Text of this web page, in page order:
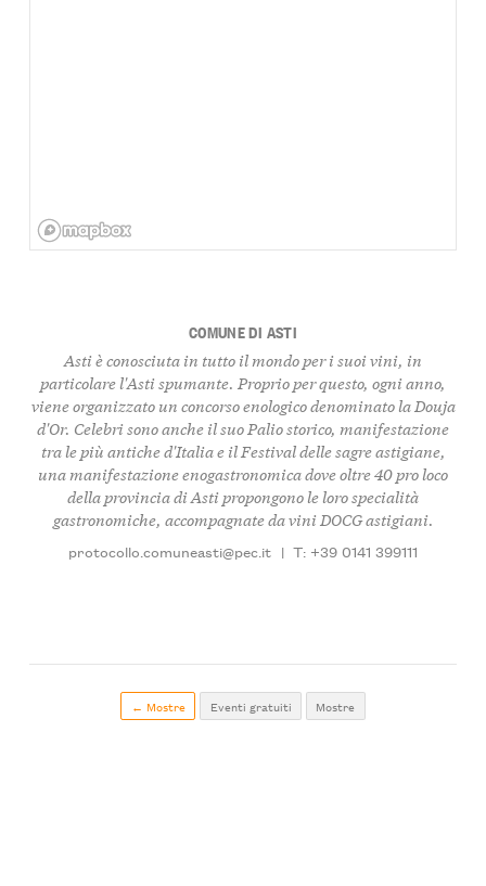
COMUNE DI ASTI
Asti è conosciuta in tutto il mondo per i suoi vini, in
particolare l'Asti spumante. Proprio per questo, ogni anno,
viene organizzato un concorso enologico denominato la Douja
d'Or. Celebri sono anche il suo Palio storico, manifestazione
tra le più antiche d'Italia e il Festival delle sagre astigiane,
una manifestazione enogastronomica dove oltre 40 pro loco
della provincia di Asti propongono le loro specialità
gastronomiche, accompagnate da vini DOCG astigiani.
protocollo.comuneasti@pec.it | T: +39 0141 399111
← Mostre Eventi gratuiti Mostre